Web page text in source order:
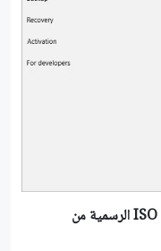
ISOالرسمية من